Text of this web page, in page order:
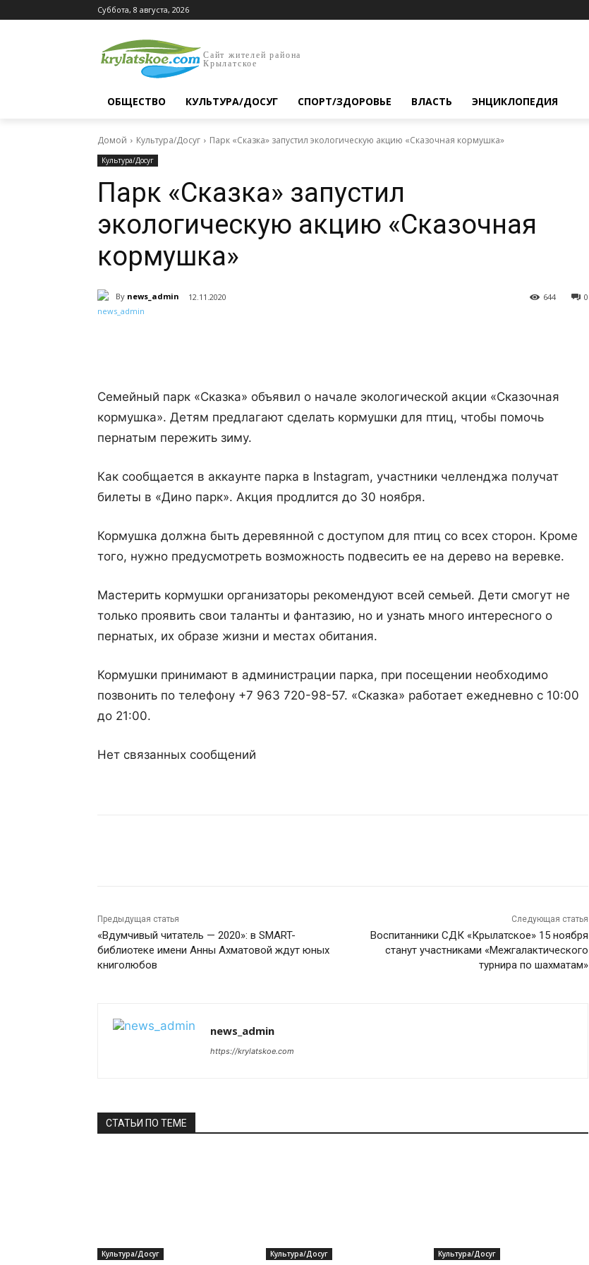
Суббота, 8 августа, 2026
Сайт жителей района
Крылатское
ОБЩЕСТВО КУЛЬТУРА/ДОСУГ СПОРТ/ЗДОРОВЬЕ ВЛАСТЬ ЭНЦИКЛОПЕДИЯ
Домой Культура/Досуг Парк «Сказка» запустил экологическую акцию «Сказочная кормушка»
Культура/Досуг
Парк «Сказка» запустил
экологическую акцию «Сказочная
кормушка»
By news_admin 12.11.2020 0
644
Семейный парк «Сказка» объявил о начале экологической акции «Сказочная
кормушка». Детям предлагают сделать кормушки для птиц, чтобы помочь
пернатым пережить зиму.
Как сообщается в аккаунте парка в Instagram, участники челленджа получат
билеты в «Дино парк». Акция продлится до 30 ноября.
Кормушка должна быть деревянной с доступом для птиц со всех сторон. Кроме
того, нужно предусмотреть возможность подвесить ее на дерево на веревке.
Мастерить кормушки организаторы рекомендуют всей семьей. Дети смогут не
только проявить свои таланты и фантазию, но и узнать много интересного о
пернатых, их образе жизни и местах обитания.
Кормушки принимают в администрации парка, при посещении необходимо
позвонить по телефону +7 963 720-98-57. «Сказка» работает ежедневно с 10:00
до 21:00.
Нет связанных сообщений
Предыдущая статья
«Вдумчивый читатель — 2020»: в SMART-
библиотеке имени Анны Ахматовой ждут юных
книголюбов
Следующая статья
Воспитанники СДК «Крылатское» 15 ноября
станут участниками «Межгалактического
турнира по шахматам»
news_admin
https://krylatskoe.com
СТАТЬИ ПО ТЕМЕ
Культура/Досуг Культура/Досуг Культура/Досуг